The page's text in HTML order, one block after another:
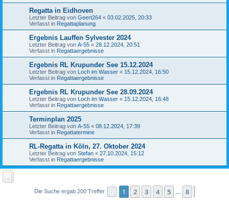
Regatta in Eidhoven
Letzter Beitrag von Geert264 « 03.02.2025, 20:33
Verfasst in Regattaplanung
Ergebnis Lauffen Sylvester 2024
Letzter Beitrag von A-55 « 28.12.2024, 20:51
Verfasst in Regattaergebnisse
Ergebnis RL Krupunder See 15.12.2024
Letzter Beitrag von Loch im Wasser « 15.12.2024, 16:50
Verfasst in Regattaergebnisse
Ergebnis RL Krupunder See 28.09.2024
Letzter Beitrag von Loch im Wasser « 15.12.2024, 16:48
Verfasst in Regattaergebnisse
Terminplan 2025
Letzter Beitrag von A-55 « 08.12.2024, 17:39
Verfasst in Regattatermine
RL-Regatta in Köln, 27. Oktober 2024
Letzter Beitrag von Stefan « 27.10.2024, 15:12
Verfasst in Regattaergebnisse
Die Suche ergab 200 Treffer Seite 1von
1 2 3 4 5 8